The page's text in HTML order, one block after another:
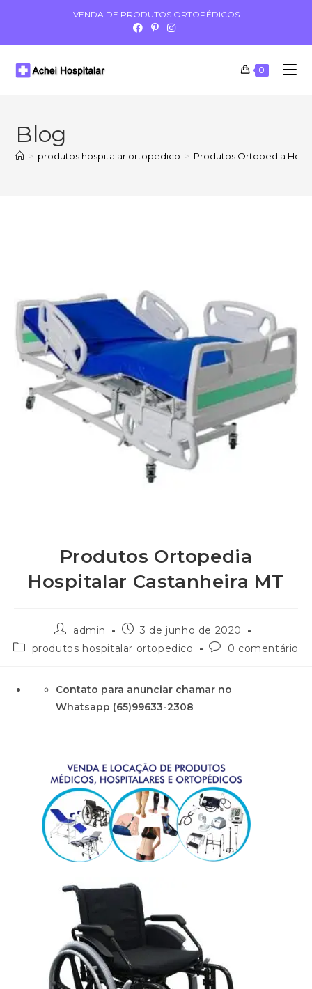
VENDA DE PRODUTOS ORTOPÉDICOS
0
Blog
> produtos hospitalar ortopedico > Produtos Ortopedia
Produtos Ortopedia
Hospitalar Castanheira MT
admin
3 de junho de 2020
produtos hospitalar ortopedico
0 comentário
Contato para anunciar chamar no
Whatsapp (65)99633-2308